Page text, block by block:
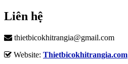
Liên hệ
thietbicokhitrangia@gmail.com
Website: Thietbicokhitrangia.com